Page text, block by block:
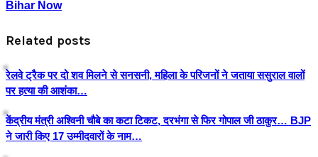
Bihar Now
Related posts
रेलवे ट्रैक पर दो शव मिलने से सनसनी, महिला के परिजनों ने जताया ससुराल वालों
पर हत्या की आशंका…
केंद्रीय मंत्री अश्विनी चौबे का कटा टिकट, दरभंगा से फिर गोपाल जी ठाकुर… BJP
ने जारी किए 17 उम्मीदवारों के नाम…